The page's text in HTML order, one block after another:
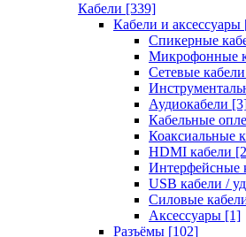
Кабели [339]
Кабели и аксессуары
Спикерные
Микрофонные
Сетевые кабели
Аудиокабели
Кабельные
Коаксиальные
HDMI кабели
Интерфейсные
USB кабели /
Силовые
Аксессуары [1]
Разъёмы [102]